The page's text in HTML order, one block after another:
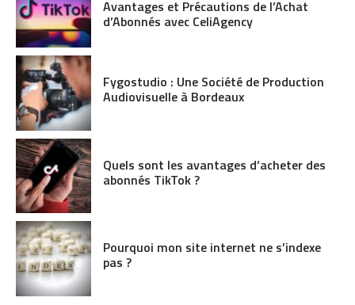
Avantages et Précautions de l’Achat
d’Abonnés avec CeliAgency
Fygostudio : Une Société de Production
Audiovisuelle à Bordeaux
Quels sont les avantages d’acheter des
abonnés TikTok ?
Pourquoi mon site internet ne s’indexe
pas ?